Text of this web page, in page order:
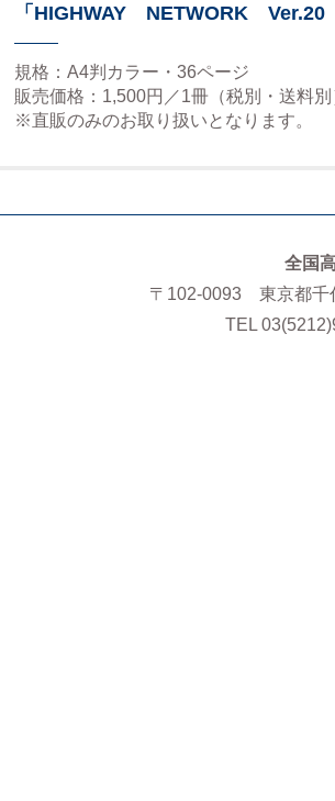
「HIGHWAY NETWORK Ver.20
規格：A4判カラー・36ページ
販売価格：1,500円／1冊（税別・送料別
※直販のみのお取り扱いとなります。
全国
〒102-0093 東京都千
TEL